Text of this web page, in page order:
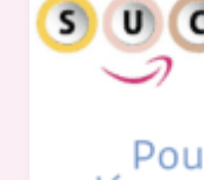
symptothermie